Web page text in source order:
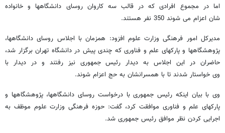
اما در مجموع افرادی که در قالب سه کاروان روسای دانشگاهها و خانواده
شان اعزام می شوند 350 نفر هستند.
مدیرکل امور فرهنگی وزارت علوم افزود: همزمان با اجلاس روسای دانشگاهها،
پژوهشگاهها و پارکهای علم و فناوری که چندی پیش در دانشگاه تهران برگزار شد،
حاضران در این اجلاس به دیدار رئیس جمهوری نیز رفتند و در دیدار با
وی خواستار شدند تا با همسرانشان به حج اعزام شوند.
وی با بیان اینکه رئیس جمهوری با درخواست روسای دانشگاهها، پژوهشگاهها و
پارکهای علم و فناوری موافقت کرد، گفت: حوزه فرهنگی وزارت علوم موظف به
اجرایی کردن نظر موافق رئیس جمهوری شد.